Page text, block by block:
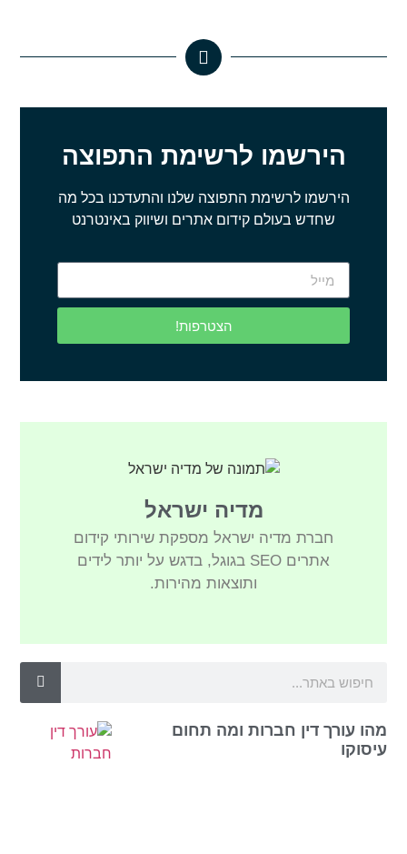
הירשמו לרשימת התפוצה
הירשמו לרשימת התפוצה שלנו והתעדכנו בכל מה
שחדש בעולם קידום אתרים ושיווק באינטרנט
הצטרפות!
מדיה ישראל
חברת מדיה ישראל מספקת שירותי קידום
אתרים SEO בגוגל, בדגש על יותר לידים
ותוצאות מהירות.
מהו עורך דין חברות ומה תחום
עיסוקו